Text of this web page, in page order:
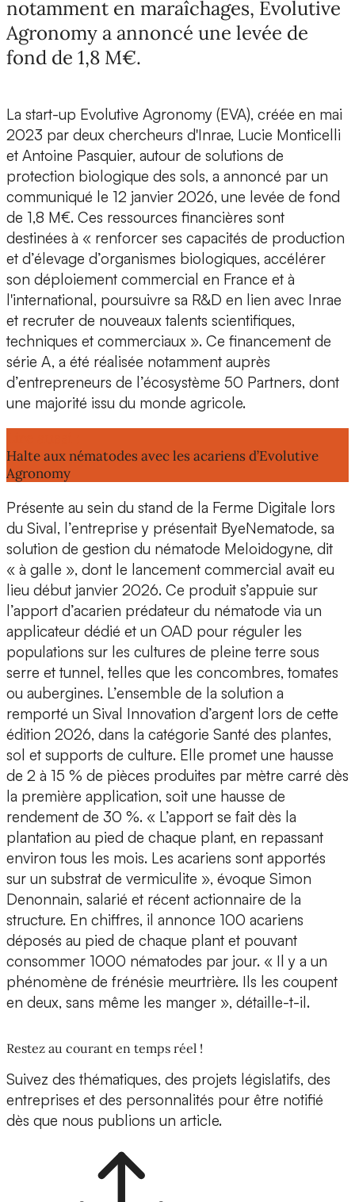
notamment en maraîchages, Evolutive
Agronomy a annoncé une levée de
fond de 1,8 M€.
La start-up Evolutive Agronomy (EVA), créée en mai
2023 par deux chercheurs d'Inrae, Lucie Monticelli
et Antoine Pasquier, autour de solutions de
protection biologique des sols, a annoncé par un
communiqué le 12 janvier 2026, une levée de fond
de 1,8 M€. Ces ressources financières sont
destinées à « renforcer ses capacités de production
et d’élevage d’organismes biologiques, accélérer
son déploiement commercial en France et à
l'international, poursuivre sa R&D en lien avec Inrae
et recruter de nouveaux talents scientifiques,
techniques et commerciaux ». Ce financement de
série A, a été réalisée notamment auprès
d’entrepreneurs de l’écosystème 50 Partners, dont
une majorité issu du monde agricole.
Halte aux nématodes avec les acariens d’Evolutive
Agronomy
Présente au sein du stand de la Ferme Digitale lors
du Sival, l’entreprise y présentait ByeNematode, sa
solution de gestion du nématode Meloidogyne, dit
« à galle », dont le lancement commercial avait eu
lieu début janvier 2026. Ce produit s’appuie sur
l’apport d’acarien prédateur du nématode via un
applicateur dédié et un OAD pour réguler les
populations sur les cultures de pleine terre sous
serre et tunnel, telles que les concombres, tomates
ou aubergines. L’ensemble de la solution a
remporté un Sival Innovation d’argent lors de cette
édition 2026, dans la catégorie Santé des plantes,
sol et supports de culture. Elle promet une hausse
de 2 à 15 % de pièces produites par mètre carré dès
la première application, soit une hausse de
rendement de 30 %. « L’apport se fait dès la
plantation au pied de chaque plant, en repassant
environ tous les mois. Les acariens sont apportés
sur un substrat de vermiculite », évoque Simon
Denonnain, salarié et récent actionnaire de la
structure. En chiffres, il annonce 100 acariens
déposés au pied de chaque plant et pouvant
consommer 1000 nématodes par jour. « Il y a un
phénomène de frénésie meurtrière. Ils les coupent
en deux, sans même les manger », détaille-t-il.
Restez au courant en temps réel !
Suivez des thématiques, des projets législatifs, des
entreprises et des personnalités pour être notifié
dès que nous publions un article.